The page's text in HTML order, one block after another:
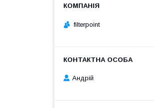
filterpoint
Андрій